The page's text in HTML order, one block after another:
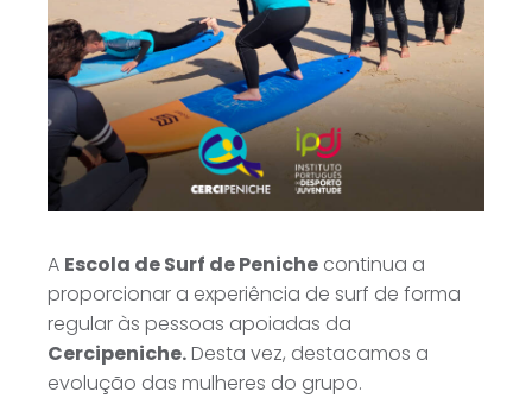
A Escola de Surf de Peniche continua a
proporcionar a experiência de surf de forma
regular às pessoas apoiadas da
Cercipeniche.Desta vez, destacamos a
evolução das mulheres do grupo.